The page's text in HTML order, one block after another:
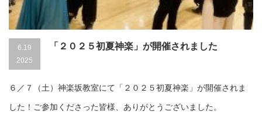
6.19
2025
「２０２５初夏神楽」が開催されました
６／７（土）神楽坂教室にて「２０２５初夏神楽」が開催されま
した！ご参加くださった皆様、ありがとうございました。